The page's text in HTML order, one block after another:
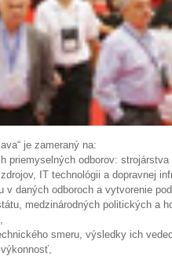
je zameraný na:
priemyselných odborov:
IT technológii a dopravnej
v daných odboroch a vytvorenie
medzinárodných politických a
smeru, výsledky ich